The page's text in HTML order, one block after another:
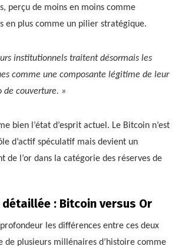
perçu de moins en moins comme
en plus comme un pilier stratégique.
institutionnels traitent désormais les
comme une composante légitime de leur
de couverture. »
bien l’état d’esprit actuel. Le Bitcoin n’est
d’actif spéculatif mais devient un
de l’or dans la catégorie des réserves de
: Bitcoin versus Or
les différences entre ces deux
de plusieurs millénaires d’histoire comme